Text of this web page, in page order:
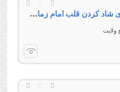
هدایت‌گری، فرصتی برای شاد کردن قلب امام زمان‌عجل‌‌الله‌‌فرجه‌‌الشریف
ولایت